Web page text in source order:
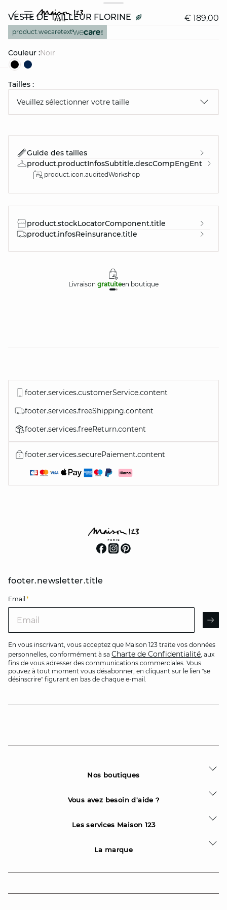
VESTE DE TAILLEUR FLORINE € 189,00
product.wecaretext
Couleur : noir
Tailles :
Veuillez sélectionner votre taille
Guide des tailles
product.productInfosSubtitle.descCompEngEnt
product.icon.auditedWorkshop
product.stockLocatorComponent.title
product.infosReinsurance.title
Livraison gratuiteen boutique
footer.services.customerService.content
footer.services.freeShipping.content
footer.services.freeReturn.content
footer.services.securePaiement.content
footer.newsletter.title
Email *
En vous inscrivant, vous acceptez que Maison 123 traite vos données
personnelles, conformément à sa Charte de Confidentialité, aux
fins de vous adresser des communications commerciales. Vous
pouvez à tout moment vous désabonner, en cliquant sur le lien "se
désinscrire" figurant en bas de chaque e-mail.
Nos boutiques
Vous avez besoin d'aide ?
Les services Maison 123
La marque